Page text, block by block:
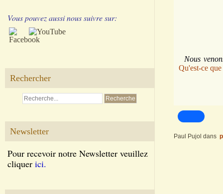
Vous pouvez aussi nous suivre sur:
Rechercher
Newsletter
Pour recevoir notre Newsletter veuillez
cliquer ici.
Nous
Qu'est-ce
Paul Pujol dans